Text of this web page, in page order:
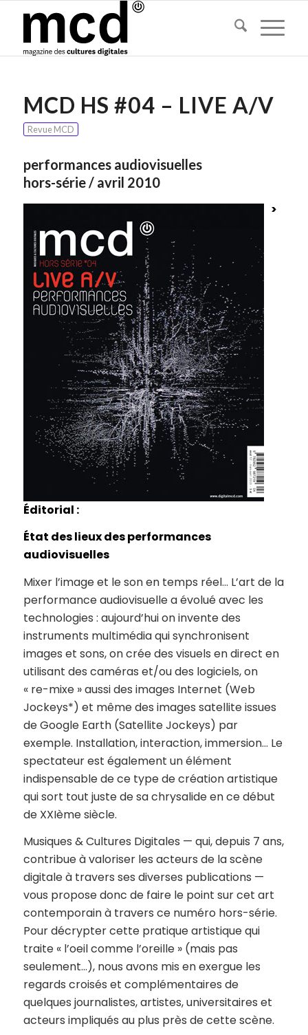
MCD HS #04 – LIVE A/V
Revue MCD
performances audiovisuelles
hors-série / avril 2010
>
Éditorial :
État des lieux des performances
audiovisuelles
Mixer l’image et le son en temps réel… L’art de la
performance audiovisuelle a évolué avec les
technologies : aujourd’hui on invente des
instruments multimédia qui synchronisent
images et sons, on crée des visuels en direct en
utilisant des caméras et/ou des logiciels, on
« re-mixe » aussi des images Internet (Web
Jockeys*) et même des images satellite issues
de Google Earth (Satellite Jockeys) par
exemple. Installation, interaction, immersion… Le
spectateur est également un élément
indispensable de ce type de création artistique
qui sort tout juste de sa chrysalide en ce début
de XXIème siècle.
Musiques & Cultures Digitales — qui, depuis 7 ans,
contribue à valoriser les acteurs de la scène
digitale à travers ses diverses publications —
vous propose donc de faire le point sur cet art
contemporain à travers ce numéro hors-série.
Pour décrypter cette pratique artistique qui
traite « l’oeil comme l’oreille » (mais pas
seulement…), nous avons mis en exergue les
regards croisés et complémentaires de
quelques journalistes, artistes, universitaires et
acteurs impliqués au plus près de cette scène.